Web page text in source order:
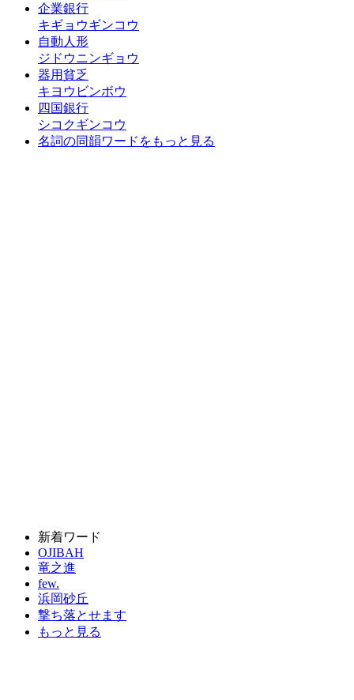
企業銀行
キギョウギンコウ
自動人形
ジドウニンギョウ
器用貧乏
キヨウビンボウ
四国銀行
シコクギンコウ
名詞の同韻ワードをもっと見る
新着ワード
OJIBAH
竜之進
few.
浜岡砂丘
撃ち落とせます
もっと見る